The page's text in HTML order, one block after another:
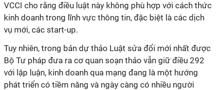
VCCI cho rằng điều luật này không phù hợp với cách thức
kinh doanh trong lĩnh vực thông tin, đặc biệt là các dịch
vụ mới, các start-up.
Tuy nhiên, trong bản dự thảo Luật sửa đổi mới nhất được
Bộ Tư pháp đưa ra cơ quan soạn thảo vẫn giữ điều 292
với lập luận, kinh doanh qua mạng đang là một hướng
phát triển có tiềm năng và ngày càng có nhiều người